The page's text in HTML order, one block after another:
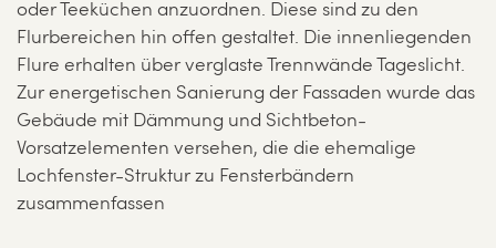
oder Teeküchen anzuordnen. Diese sind zu den
Flurbereichen hin offen gestaltet. Die innenliegenden
Flure erhalten über verglaste Trennwände Tageslicht.
Zur energetischen Sanierung der Fassaden wurde das
Gebäude mit Dämmung und Sichtbeton-
Vorsatzelementen versehen, die die ehemalige
Lochfenster-Struktur zu Fensterbändern
zusammenfassen